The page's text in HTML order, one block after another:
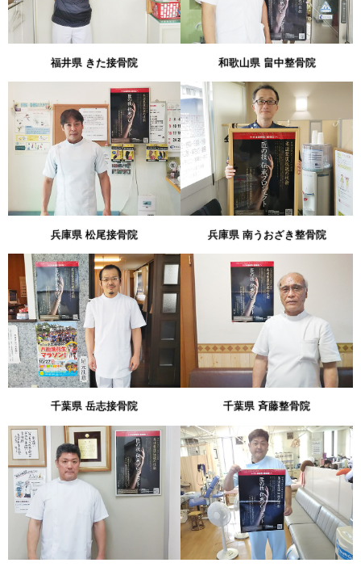
福井県 きた接骨院 和歌山県 畠中整骨院
兵庫県 松尾接骨院 兵庫県 南うおざき整骨院
千葉県 岳志接骨院 千葉県 斉藤整骨院